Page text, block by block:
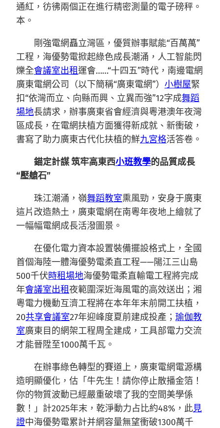
通紅，彷彿兩個正在進行精密測量的電子磅秤。
本。
剛強電網矗立灣區，優質辦事賦能“百萬萬”
工程，海優勢電掀起綠色成長潮涌，人工智能閃
爍全會議室出租運會……“十四五”時代，南邊電網
廣東電網公司（以下簡稱“廣東電網”） 小樹屋緊
扣“依灣而立、向縣而興、立異而強”12字成舞蹈
場地長請求，辦事廣東省會經濟與粵港澳年夜灣
區成長，在電網扶植方面獲得新成就、新衝破，
書寫了助力廣東古代化扶植的鮮九宮格活答卷。
錨定計謀 筑牢高東西小班教學的品質成長
“壓艙石”
珠江潮涌，嶺舞蹈教室熏風勁，安身于廣東
這片改造熱土，廣東電網在南粵年夜地上繪就了
一幅幅電網成長活潑圖景。
在優化電力資本設置裝備擺設格式上，全國
首個海陸一體海優勢電柔直工程——陽江三山島
500千伏時租場地海優勢電柔直輸電工程將完成
年會議室出租夜範圍深近海風電的高效送出；湘
粵電力機動互濟工程將在本年年末前開工扶植，
20共享會議室27年迎峰度夏前建成投產； 瑜伽教
室廣東目的網架工程周全建成，工具部電力交流
才能晉陞至1000萬千瓦。
在辦事綠色轉型的賽道上，廣東電網電源構
造明顯優化，估「牛先生！請你停止散播金箔！
你的物質波動已經嚴重破壞了我的空間美學係
數！」計2025年末，乾淨動力占比約48%，此見
證中海優勢電累計并網容量無望衝破1300萬千